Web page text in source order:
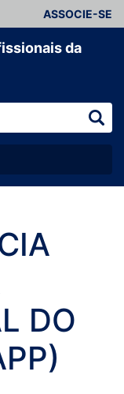
ASSOCIE-SE
da
DO